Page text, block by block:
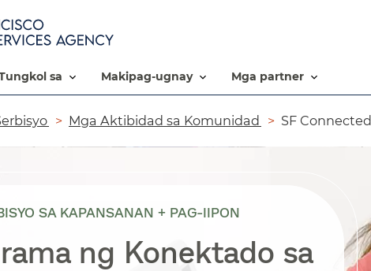
tungkol sa​​ makipag-ugnay​​ mga partner​​
Mga Aktibidad sa Komunidad​​ SF Connected​​
SA KAPANSANAN + PAG-IIPON
ng Konektado sa